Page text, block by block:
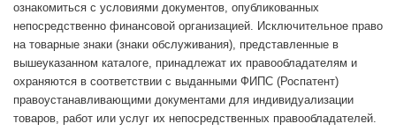
ознакомиться с условиями документов, опубликованных
непосредственно финансовой организацией. Исключительное право
на товарные знаки (знаки обслуживания), представленные в
вышеуказанном каталоге, принадлежат их правообладателям и
охраняются в соответствии с выданными ФИПС (Роспатент)
правоустанавливающими документами для индивидуализации
товаров, работ или услуг их непосредственных правообладателей.